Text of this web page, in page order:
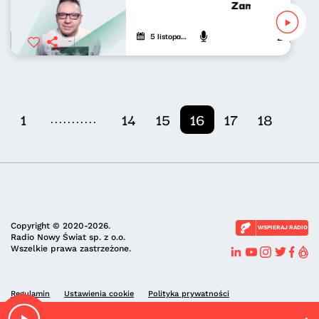
Zamach na
5 listopada 2020 Zbigniew
1 ........... 14 15 16 17 18
Copyright © 2020-2026.
Radio Nowy Świat sp. z o.o.
Wszelkie prawa zastrzeżone.
WSPIERAJ RADIO
Regulamin Ustawienia cookie Polityka prywatności